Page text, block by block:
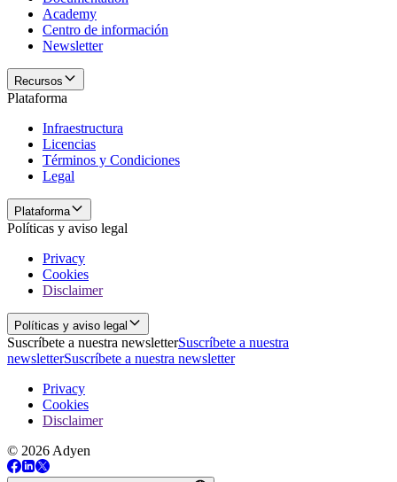
Academy
Centro de información
Newsletter
Recursos
Plataforma
Infraestructura
Licencias
Términos y Condiciones
Legal
Plataforma
Políticas y aviso legal
Privacy
Cookies
Disclaimer
Políticas y aviso legal
Suscríbete a nuestra newsletterSuscríbete a nuestra
newsletterSuscríbete a nuestra newsletter
Privacy
Cookies
Disclaimer
© 2026 Adyen